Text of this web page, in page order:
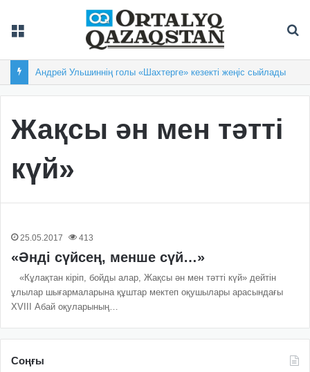
Андрей Ульшиннің голы «Шахтерге» кезекті жеңіс сыйлады
Жақсы ән мен тәтті
күй»
25.05.2017 413
«Әнді сүйсең, менше сүй…»
«Кұлақтан кіріп, бойды алар, Жақсы ән мен тәтті күй» дейтін
ұлылар шығармаларына құштар мектеп оқушылары арасындағы
XVIII Абай оқуларының…
Соңғы